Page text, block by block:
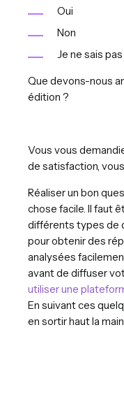
Oui
Non
Je ne sais pas
Que devons-nous
édition ?
Vous vous
de satisfaction,
Réaliser un bon
chose facile. Il faut
différents types de
pour obtenir des
analysées
avant de diffuser
utiliser une
En suivant ces
en sortir haut la